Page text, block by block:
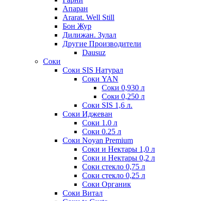
Апаран
Ararat. Well Still
Бон Жур
Дилижан. Зулал
Другие Производители
Dausuz
Соки
Соки SIS Натурал
Соки YAN
Соки 0,930 л
Соки 0,250 л
Соки SIS 1,6 л.
Соки Иджеван
Соки 1.0 л
Соки 0.25 л
Соки Noyan Premium
Соки и Нектары 1,0 л
Соки и Нектары 0,2 л
Соки стекло 0,75 л
Соки стекло 0,25 л
Соки Органик
Соки Витал